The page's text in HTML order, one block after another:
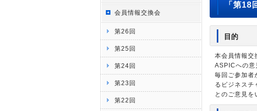
会員情報交換会
第26回
第25回
第24回
第23回
第22回
「第18
目的
本会員情報交
ASPICへの意
毎回ご参加者
るビジネスチ
とのご意見を